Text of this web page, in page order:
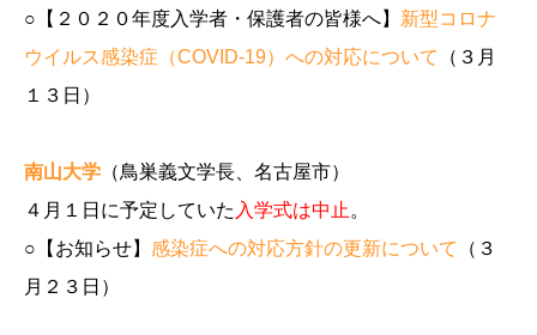
○【２０２０年度入学者・保護者の皆様へ】 新型コロナ
ウイルス感染症（COVID-19）への対応について
（３月
１３日）
南山大学 （鳥巣義文学長、名古屋市）
４月１日に予定していた 入学式は中止 。
○【お知らせ】 感染症への対応方針の更新について
（３
月２３日）